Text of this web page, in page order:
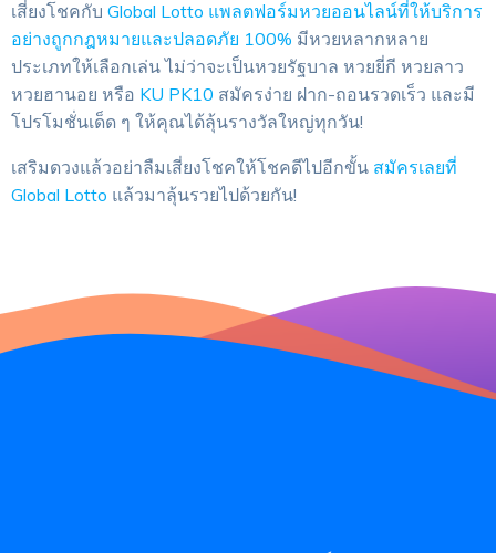
เสี่ยงโชคกับ Global Lotto แพลตฟอร์มหวยออนไลน์ที่ให้บริการ
อย่างถูกกฎหมายและปลอดภัย 100% มีหวยหลากหลาย
ประเภทให้เลือกเล่น ไม่ว่าจะเป็นหวยรัฐบาล หวยยี่กี หวยลาว
หวยฮานอย หรือ KU PK10 สมัครง่าย ฝาก-ถอนรวดเร็ว และมี
โปรโมชั่นเด็ด ๆ ให้คุณได้ลุ้นรางวัลใหญ่ทุกวัน!
เสริมดวงแล้วอย่าลืมเสี่ยงโชคให้โชคดีไปอีกขั้น สมัครเลยที่
Global Lotto แล้วมาลุ้นรวยไปด้วยกัน!